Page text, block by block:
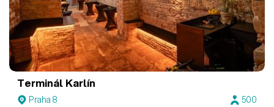
Terminál Karlín
Praha 8
500